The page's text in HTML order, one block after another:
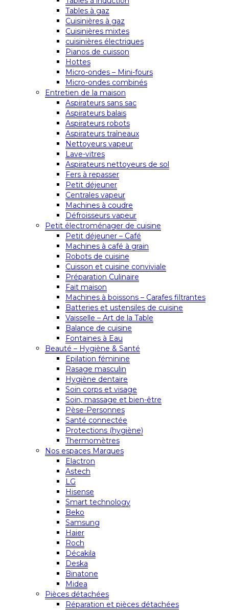
Tables à gaz
Cuisinières à gaz
Cuisinières mixtes
cuisinières électriques
Pianos de cuisson
Hottes
Micro-ondes – Mini-fours
Micro-ondes combinés
Entretien de la maison
Aspirateurs sans sac
Aspirateurs balais
Aspirateurs robots
Aspirateurs traîneaux
Nettoyeurs vapeur
Lave-vitres
Aspirateurs nettoyeurs de sol
Fers à repasser
Petit déjeuner
Centrales vapeur
Machines à coudre
Défroisseurs vapeur
Petit électroménager de cuisine
Petit déjeuner – Café
Machines à café à grain
Robots de cuisine
Cuisson et cuisine conviviale
Préparation Culinaire
Fait maison
Machines à boissons – Carafes filtrantes
Batteries et ustensiles de cuisine
Vaisselle – Art de la Table
Balance de cuisine
Fontaines à Eau
Beauté – Hygiène & Santé
Epilation féminine
Rasage masculin
Hygiène dentaire
Soin corps et visage
Soin, massage et bien-être
Pèse-Personnes
Santé connectée
Protections (hygiène)
Thermomètres
Nos espaces Marques
Elactron
Astech
LG
Hisense
Smart technology
Beko
Samsung
Haier
Roch
Décakila
Deska
Binatone
Midea
Pièces détachées
Réparation et pièces détachées